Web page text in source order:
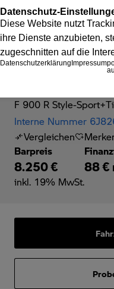
F 900 R Style-
Interne Nummer
Vergleichen
Barpreis
8.250 €
inkl. 19% MwSt.
88 €